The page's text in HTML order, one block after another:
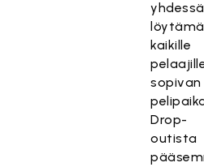
yhdessä
kaikille
sopivan
Drop-
outista